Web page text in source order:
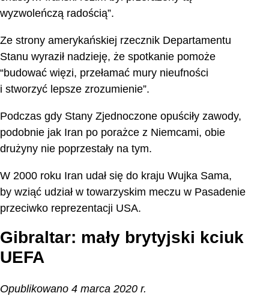
wyzwoleńczą radością”.
Ze strony amerykańskiej rzecznik Departamentu
Stanu wyraził nadzieję, że spotkanie pomoże
“budować więzi, przełamać mury nieufności
i stworzyć lepsze zrozumienie”.
Podczas gdy Stany Zjednoczone opuściły zawody,
podobnie jak Iran po porażce z Niemcami, obie
drużyny nie poprzestały na tym.
W 2000 roku Iran udał się do kraju Wujka Sama,
by wziąć udział w towarzyskim meczu w Pasadenie
przeciwko reprezentacji USA.
Gibraltar: mały brytyjski kciuk
UEFA
Opublikowano 4 marca 2020 r.